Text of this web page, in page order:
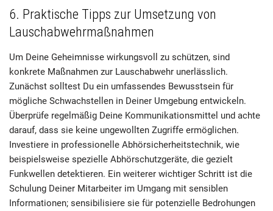
6. Praktische Tipps zur Umsetzung von
Lauschabwehrmaßnahmen
Um Deine Geheimnisse wirkungsvoll zu schützen, sind
konkrete Maßnahmen zur Lauschabwehr unerlässlich.
Zunächst solltest Du ein umfassendes Bewusstsein für
mögliche Schwachstellen in Deiner Umgebung entwickeln.
Überprüfe regelmäßig Deine Kommunikationsmittel und achte
darauf, dass sie keine ungewollten Zugriffe ermöglichen.
Investiere in professionelle Abhörsicherheitstechnik, wie
beispielsweise spezielle Abhörschutzgeräte, die gezielt
Funkwellen detektieren. Ein weiterer wichtiger Schritt ist die
Schulung Deiner Mitarbeiter im Umgang mit sensiblen
Informationen; sensibilisiere sie für potenzielle Bedrohungen